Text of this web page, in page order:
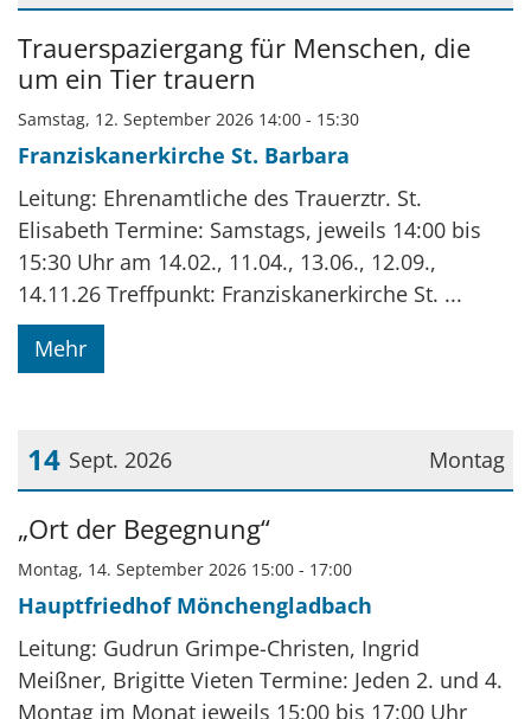
Datum: 12. September 2026
Trauerspaziergang für Menschen, die
um ein Tier trauern
Samstag, 12. September 2026 14:00 - 15:30
Franziskanerkirche St. Barbara
Leitung: Ehrenamtliche des Trauerztr. St.
Elisabeth Termine: Samstags, jeweils 14:00 bis
15:30 Uhr am 14.02., 11.04., 13.06., 12.09.,
14.11.26 Treffpunkt: Franziskanerkirche St. ...
Mehr
Montag
14 Sept. 2026
Datum: 14. September 2026
„Ort der Begegnung“
Montag, 14. September 2026 15:00 - 17:00
Hauptfriedhof Mönchengladbach
Leitung: Gudrun Grimpe-Christen, Ingrid
Meißner, Brigitte Vieten Termine: Jeden 2. und 4.
Montag im Monat jeweils 15:00 bis 17:00 Uhr